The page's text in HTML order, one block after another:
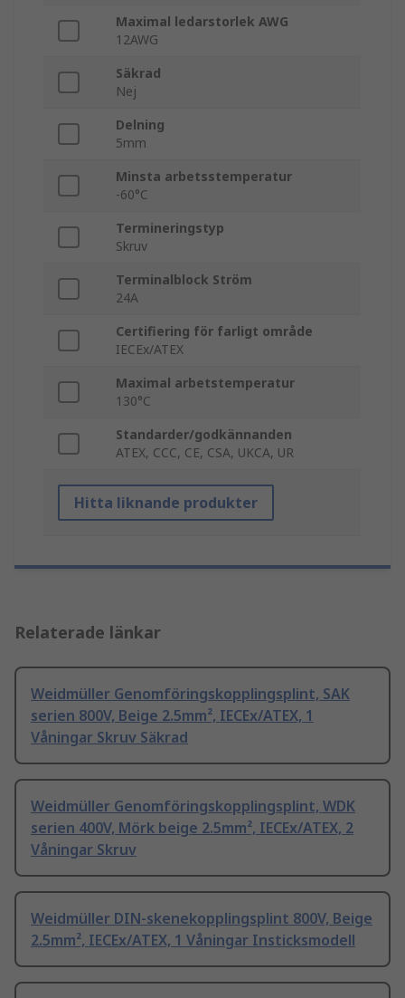
Maximal ledarstorlek AWG
12AWG
Säkrad
Nej
Delning
5mm
Minsta arbetsstemperatur
-60°C
Termineringstyp
Skruv
Terminalblock Ström
24A
Certifiering för farligt område
IECEx/ATEX
Maximal arbetstemperatur
130°C
Standarder/godkännanden
ATEX, CCC, CE, CSA, UKCA, UR
Hitta liknande produkter
Relaterade länkar
Weidmüller Genomföringskopplingsplint, SAK
serien 800V, Beige 2.5mm², IECEx/ATEX, 1
Våningar Skruv Säkrad
Weidmüller Genomföringskopplingsplint, WDK
serien 400V, Mörk beige 2.5mm², IECEx/ATEX, 2
Våningar Skruv
Weidmüller DIN-skenekopplingsplint 800V, Beige
2.5mm², IECEx/ATEX, 1 Våningar Insticksmodell